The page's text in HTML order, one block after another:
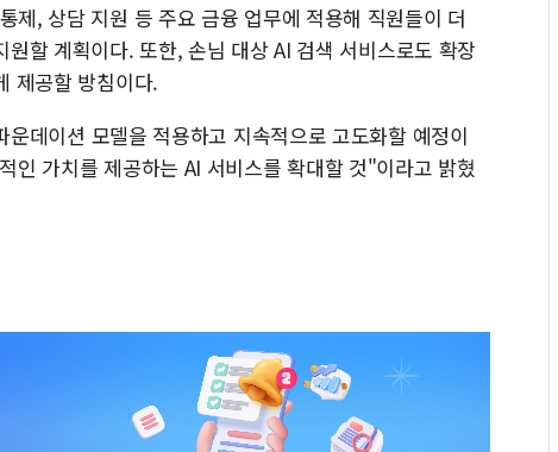
제, 상담 지원 등 주요 금융 업무에 적용해 직원들이 더
할 계획이다. 또한, 손님 대상 AI 검색 서비스로도 확장
제공할 방침이다.
데이션 모델을 적용하고 지속적으로 고도화할 예정이
인 가치를 제공하는 AI 서비스를 확대할 것"이라고 밝혔